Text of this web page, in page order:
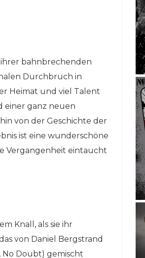
bahnbrechenden
Durchbruch in
Heimat und viel Talent
einer ganz neuen
von der Geschichte der
ist eine wunderschöne
Vergangenheit eintaucht
Knall, als sie ihr
von Daniel Bergstrand
No Doubt) gemischt